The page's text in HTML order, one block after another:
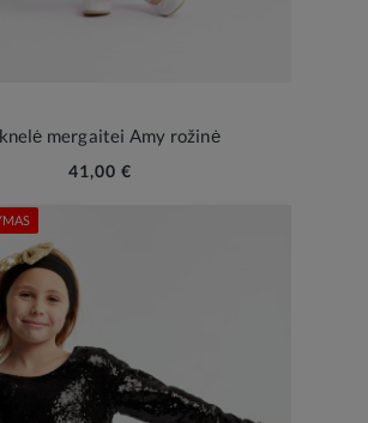
mergaitei Amy rožinė
41,00 €